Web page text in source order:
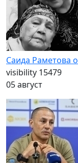
Саида Раметова
visibility 15479
05 август